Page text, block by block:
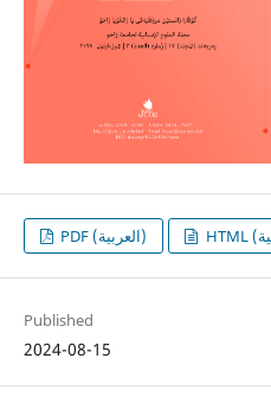
PDF (العربية)
Published
2024-08-15